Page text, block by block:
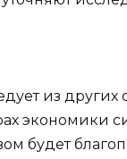
из других
экономики
будет